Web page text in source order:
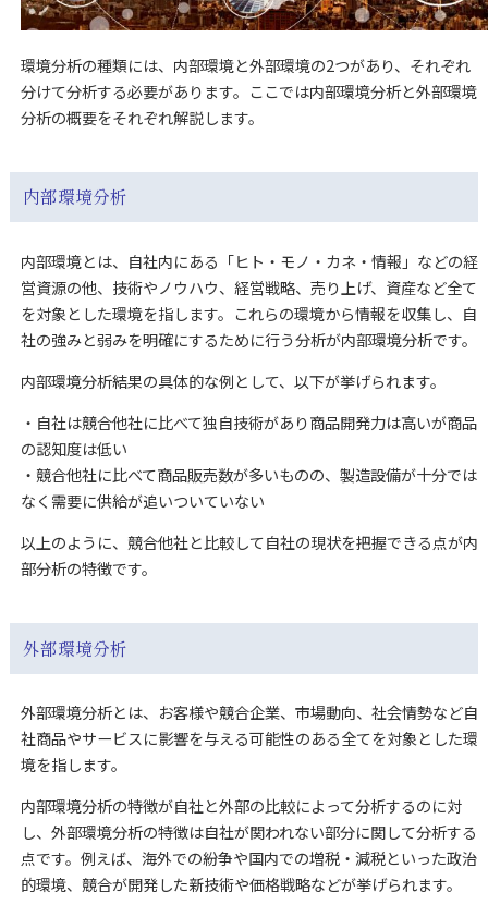
環境分析の種類には、内部環境と外部環境の2つがあり、それぞれ
分けて分析する必要があります。ここでは内部環境分析と外部環境
分析の概要をそれぞれ解説します。
内部環境分析
内部環境とは、自社内にある「ヒト・モノ・カネ・情報」などの経
営資源の他、技術やノウハウ、経営戦略、売り上げ、資産など全て
を対象とした環境を指します。これらの環境から情報を収集し、自
社の強みと弱みを明確にするために行う分析が内部環境分析です。
内部環境分析結果の具体的な例として、以下が挙げられます。
・自社は競合他社に比べて独自技術があり商品開発力は高いが商品
の認知度は低い
・競合他社に比べて商品販売数が多いものの、製造設備が十分では
なく需要に供給が追いついていない
以上のように、競合他社と比較して自社の現状を把握できる点が内
部分析の特徴です。
外部環境分析
外部環境分析とは、お客様や競合企業、市場動向、社会情勢など自
社商品やサービスに影響を与える可能性のある全てを対象とした環
境を指します。
内部環境分析の特徴が自社と外部の比較によって分析するのに対
し、外部環境分析の特徴は自社が関われない部分に関して分析する
点です。例えば、海外での紛争や国内での増税・減税といった政治
的環境、競合が開発した新技術や価格戦略などが挙げられます。